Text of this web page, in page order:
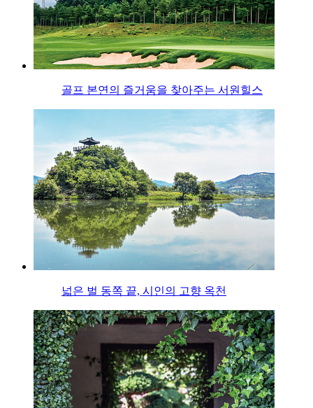
골프 본연의 즐거움을 찾아주는 서원힐스
넓은 벌 동쪽 끝, 시인의 고향 옥천